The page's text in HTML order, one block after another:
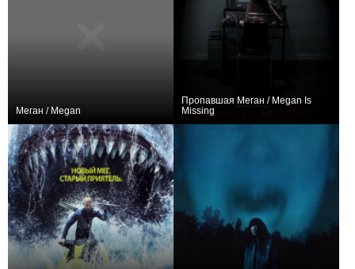
Меган / Megan
Пропавшая Меган / Megan Is
Missing